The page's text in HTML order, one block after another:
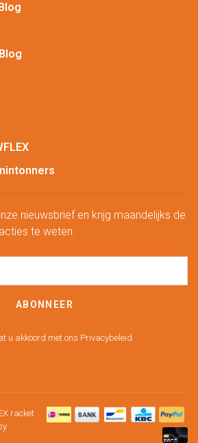
nieuwsbrief en krijg maandelijks de
te weten.
ABONNEER
u akkoord met ons Privacybeleid.
racket